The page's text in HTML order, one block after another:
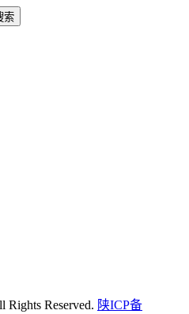
索
Reserved. 陕ICP备